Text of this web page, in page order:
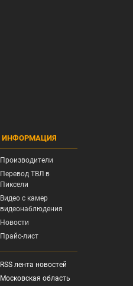
ИНФОРМАЦИЯ
Производители
Перевод ТВЛ в
Пиксели
Видео с камер
видеонаблюдения
Новости
Прайс-лист
RSS лента новостей
Московская область